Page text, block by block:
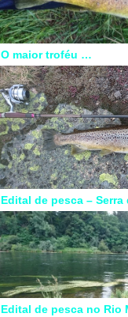
O maior troféu …
Edital de pesca – Serra
Edital de pesca no Rio